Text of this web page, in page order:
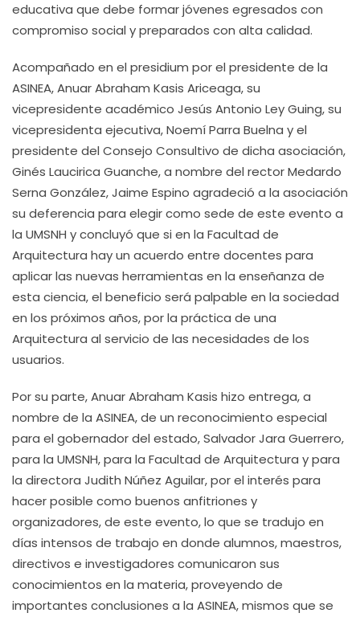
educativa que debe formar jóvenes egresados con
compromiso social y preparados con alta calidad.
Acompañado en el presidium por el presidente de la
ASINEA, Anuar Abraham Kasis Ariceaga, su
vicepresidente académico Jesús Antonio Ley Guing, su
vicepresidenta ejecutiva, Noemí Parra Buelna y el
presidente del Consejo Consultivo de dicha asociación,
Ginés Laucirica Guanche, a nombre del rector Medardo
Serna González, Jaime Espino agradeció a la asociación
su deferencia para elegir como sede de este evento a
la UMSNH y concluyó que si en la Facultad de
Arquitectura hay un acuerdo entre docentes para
aplicar las nuevas herramientas en la enseñanza de
esta ciencia, el beneficio será palpable en la sociedad
en los próximos años, por la práctica de una
Arquitectura al servicio de las necesidades de los
usuarios.
Por su parte, Anuar Abraham Kasis hizo entrega, a
nombre de la ASINEA, de un reconocimiento especial
para el gobernador del estado, Salvador Jara Guerrero,
para la UMSNH, para la Facultad de Arquitectura y para
la directora Judith Núñez Aguilar, por el interés para
hacer posible como buenos anfitriones y
organizadores, de este evento, lo que se tradujo en
días intensos de trabajo en donde alumnos, maestros,
directivos e investigadores comunicaron sus
conocimientos en la materia, proveyendo de
importantes conclusiones a la ASINEA, mismos que se